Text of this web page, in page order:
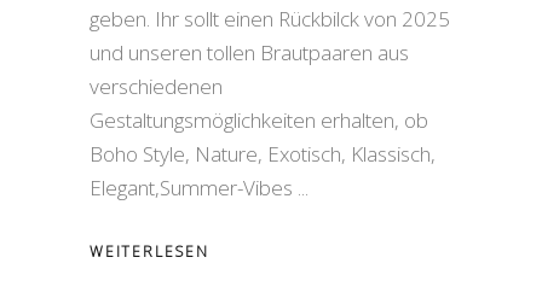
geben. Ihr sollt einen Rückbilck von 2025
und unseren tollen Brautpaaren aus
verschiedenen
Gestaltungsmöglichkeiten erhalten, ob
Boho Style, Nature, Exotisch, Klassisch,
Elegant,Summer-Vibes
WEITERLESEN